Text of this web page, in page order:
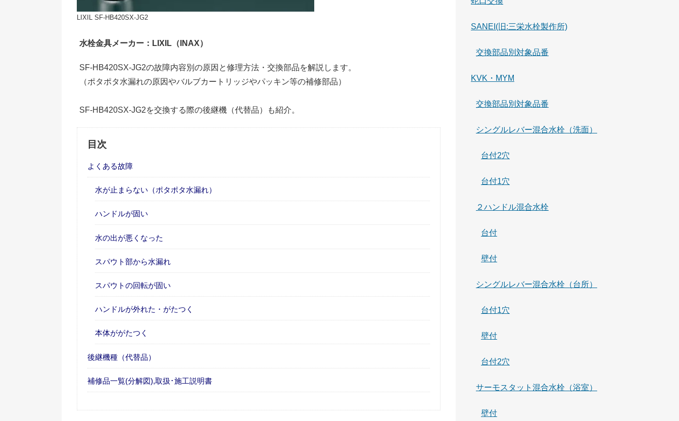
LIXIL SF-HB420SX-JG2
水栓金具メーカー：LIXIL（INAX）
SF-HB420SX-JG2の故障内容別の原因と修理方法・交換部品を解説します。
（ポタポタ水漏れの原因やバルブカートリッジやパッキン等の補修部品）
SF-HB420SX-JG2を交換する際の後継機（代替品）も紹介。
目次
よくある故障
水が止まらない（ポタポタ水漏れ）
ハンドルが固い
水の出が悪くなった
スパウト部から水漏れ
スパウトの回転が固い
ハンドルが外れた・がたつく
本体ががたつく
後継機種（代替品）
補修品一覧(分解図),取扱･施工説明書
SANEI(旧:三栄水栓製作所)
交換部品別対象品番
KVK・MYM
交換部品別対象品番
シングルレバー混合水栓（洗面）
台付2穴
台付1穴
２ハンドル混合水栓
台付
壁付
シングルレバー混合水栓（台所）
台付1穴
壁付
台付2穴
サーモスタット混合水栓（浴室）
壁付